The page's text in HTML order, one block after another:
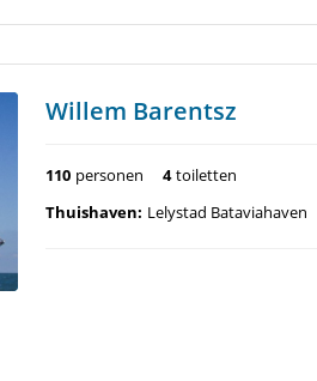
Willem Barentsz
110 personen 4 toiletten
Thuishaven: Lelystad Bataviahaven